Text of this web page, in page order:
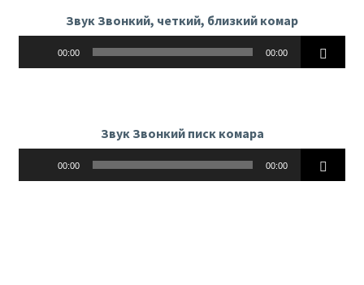
Звук Звонкий, четкий, близкий комар
00:00 00:00
Звук Звонкий писк комара
00:00 00:00